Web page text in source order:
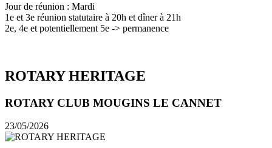
Jour de réunion : Mardi
1e et 3e réunion statutaire à 20h et dîner à 21h
2e, 4e et potentiellement 5e -> permanence
ROTARY HERITAGE
ROTARY CLUB MOUGINS LE CANNET
23/05/2026